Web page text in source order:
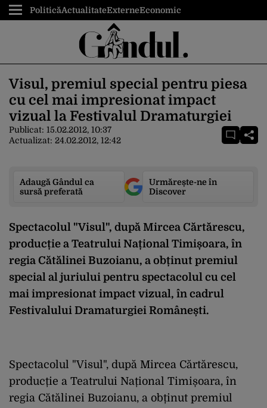
PoliticăActualitateExterneEconomic
Visul, premiul special pentru piesa
cu cel mai impresionat impact
vizual la Festivalul Dramaturgiei
Publicat: 15.02.2012, 10:37
Actualizat: 24.02.2012, 12:42
Adaugă Gândul ca
sursă preferată
Urmărește-ne în
Discover
Spectacolul "Visul", după Mircea Cărtărescu,
producție a Teatrului Național Timișoara, în
regia Cătălinei Buzoianu, a obținut premiul
special al juriului pentru spectacolul cu cel
mai impresionat impact vizual, în cadrul
Festivalului Dramaturgiei Românești.
Spectacolul "Visul", după Mircea Cărtărescu,
producție a Teatrului Național Timișoara, în
regia Cătălinei Buzoianu, a obținut premiul